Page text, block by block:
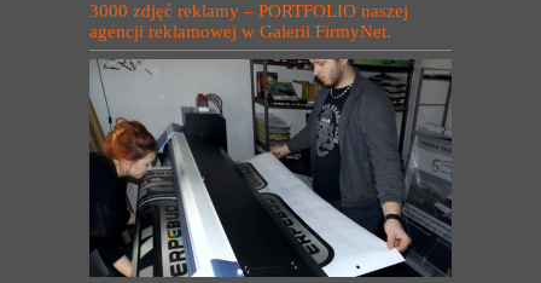
3000 zdjęć reklamy – PORTFOLIO naszej
agencji reklamowej w Galerii FirmyNet.